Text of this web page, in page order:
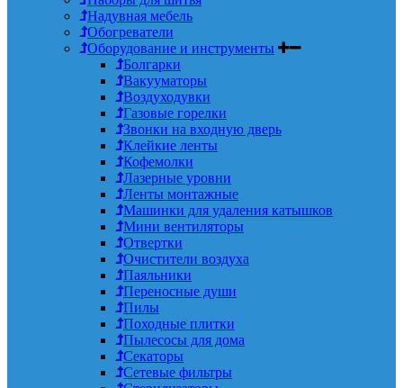
Надувная мебель
Обогреватели
Оборудование и инструменты
Болгарки
Вакууматоры
Воздуходувки
Газовые горелки
Звонки на входную дверь
Клейкие ленты
Кофемолки
Лазерные уровни
Ленты монтажные
Машинки для удаления катышков
Мини вентиляторы
Отвертки
Очистители воздуха
Паяльники
Переносные души
Пилы
Походные плитки
Пылесосы для дома
Секаторы
Сетевые фильтры